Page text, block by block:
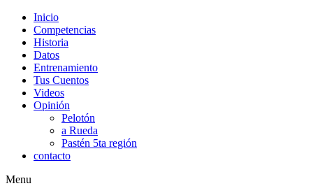
Inicio
Competencias
Historia
Datos
Entrenamiento
Tus Cuentos
Videos
Opinión
Pelotón
a Rueda
Pastén 5ta región
contacto
Menu